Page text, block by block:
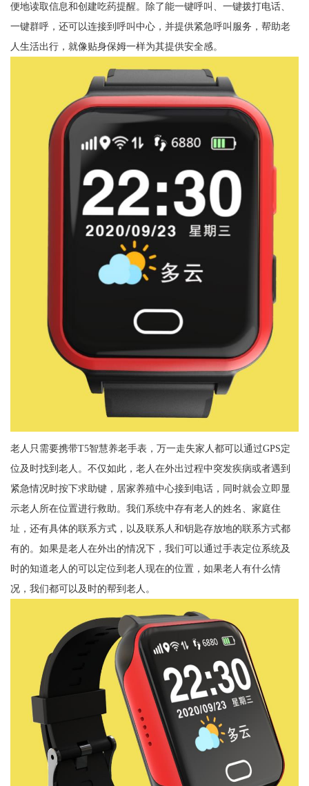
便地读取信息和创建吃药提醒。除了能一键呼叫、一键拨打电话、
一键群呼，还可以连接到呼叫中心，并提供紧急呼叫服务，帮助老
人生活出行，就像贴身保姆一样为其提供安全感。
老人只需要携带T5智慧养老手表，万一走失家人都可以通过GPS定
位及时找到老人。不仅如此，老人在外出过程中突发疾病或者遇到
紧急情况时按下求助键，居家养殖中心接到电话，同时就会立即显
示老人所在位置进行救助。我们系统中存有老人的姓名、家庭住
址，还有具体的联系方式，以及联系人和钥匙存放地的联系方式都
有的。如果是老人在外出的情况下，我们可以通过手表定位系统及
时的知道老人的可以定位到老人现在的位置，如果老人有什么情
况，我们都可以及时的帮到老人。